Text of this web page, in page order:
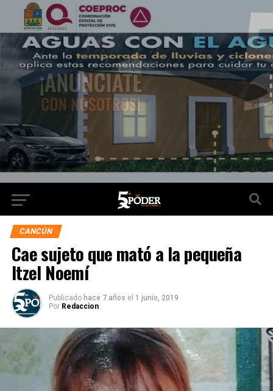
CANCÚN
Cae sujeto que mató a la pequeña
Itzel Noemí
Publicado hace 7 años el 1 junio, 2019
Por Redaccion